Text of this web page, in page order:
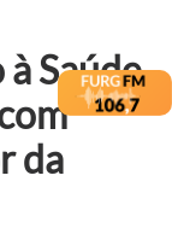
Saúde
da